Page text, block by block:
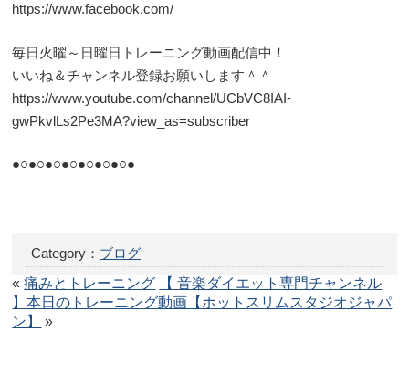
https://www.facebook.com/
毎日火曜～日曜日トレーニング動画配信中！
いいね＆チャンネル登録お願いします＾＾
https://www.youtube.com/channel/UCbVC8IAI-
gwPkvlLs2Pe3MA?view_as=subscriber
●○●○●○●○●○●○●○●
Category： ブログ
«痛みとトレーニング
【 音楽ダイエット専門チャンネル
】本日のトレーニング動画【ホットスリムスタジオジャパ
ン】
»